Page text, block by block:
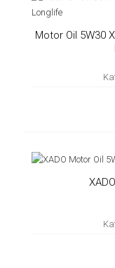
Motor Oil 5W30